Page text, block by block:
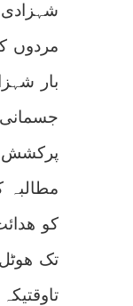
شہزادی
مردوں
بار
جسمانی
پرکشش
مطالبہ
کو
تک